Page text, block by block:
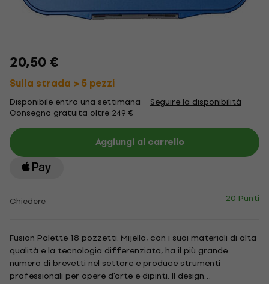
20,50 €
Sulla strada > 5 pezzi
Disponibile entro una settimana Seguire la disponibilità
Consegna gratuita oltre 249 €
Aggiungi al carrello
Chiedere 20 Punti
Fusion Palette 18 pozzetti. Mijello, con i suoi materiali di alta
qualità e la tecnologia differenziata, ha il più grande
numero di brevetti nel settore e produce strumenti
professionali per opere d'arte e dipinti. Il design